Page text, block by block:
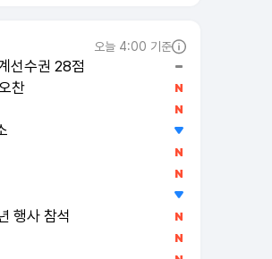
오늘 4:00 기준
선수권 28점
찬
행사 참석